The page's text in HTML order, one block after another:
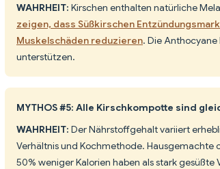
WAHRHEIT: Kirschen enthalten natürliche
zeigen, dass Süßkirschen
Muskelschäden reduzieren. Die
unterstützen.
MYTHOS #5: Alle Kirschkompotte sind
WAHRHEIT: Der Nährstoffgehalt variiert
Verhältnis und Kochmethode.
50% weniger Kalorien haben als stark